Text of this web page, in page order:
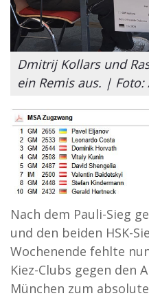
Dmitrij Kollars und
ein Remis aus. |
Nach dem Pauli-Sieg
und den beiden HSK-
Wochenende fehlte
Kiez-Clubs gegen den
München zum